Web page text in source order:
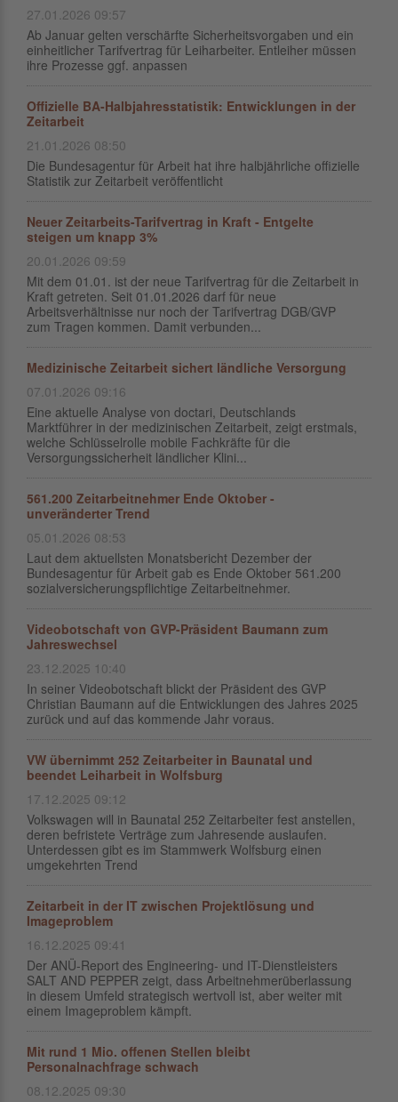
27.01.2026 09:57
Ab Januar gelten verschärfte Sicherheitsvorgaben und ein
einheitlicher Tarifvertrag für Leiharbeiter. Entleiher müssen
ihre Prozesse ggf. anpassen
Offizielle BA-Halbjahresstatistik: Entwicklungen in der
Zeitarbeit
21.01.2026 08:50
Die Bundesagentur für Arbeit hat ihre halbjährliche offizielle
Statistik zur Zeitarbeit veröffentlicht
Neuer Zeitarbeits-Tarifvertrag in Kraft - Entgelte
steigen um knapp 3%
20.01.2026 09:59
Mit dem 01.01. ist der neue Tarifvertrag für die Zeitarbeit in
Kraft getreten. Seit 01.01.2026 darf für neue
Arbeitsverhältnisse nur noch der Tarifvertrag DGB/GVP
zum Tragen kommen. Damit verbunden...
Medizinische Zeitarbeit sichert ländliche Versorgung
07.01.2026 09:16
Eine aktuelle Analyse von doctari, Deutschlands
Marktführer in der medizinischen Zeitarbeit, zeigt erstmals,
welche Schlüsselrolle mobile Fachkräfte für die
Versorgungssicherheit ländlicher Klini...
561.200 Zeitarbeitnehmer Ende Oktober -
unveränderter Trend
05.01.2026 08:53
Laut dem aktuellsten Monatsbericht Dezember der
Bundesagentur für Arbeit gab es Ende Oktober 561.200
sozialversicherungspflichtige Zeitarbeitnehmer.
Videobotschaft von GVP-Präsident Baumann zum
Jahreswechsel
23.12.2025 10:40
In seiner Videobotschaft blickt der Präsident des GVP
Christian Baumann auf die Entwicklungen des Jahres 2025
zurück und auf das kommende Jahr voraus.
VW übernimmt 252 Zeitarbeiter in Baunatal und
beendet Leiharbeit in Wolfsburg
17.12.2025 09:12
Volkswagen will in Baunatal 252 Zeitarbeiter fest anstellen,
deren befristete Verträge zum Jahresende auslaufen.
Unterdessen gibt es im Stammwerk Wolfsburg einen
umgekehrten Trend
Zeitarbeit in der IT zwischen Projektlösung und
Imageproblem
16.12.2025 09:41
Der ANÜ-Report des Engineering- und IT-Dienstleisters
SALT AND PEPPER zeigt, dass Arbeitnehmerüberlassung
in diesem Umfeld strategisch wertvoll ist, aber weiter mit
einem Imageproblem kämpft.
Mit rund 1 Mio. offenen Stellen bleibt
Personalnachfrage schwach
08.12.2025 09:30